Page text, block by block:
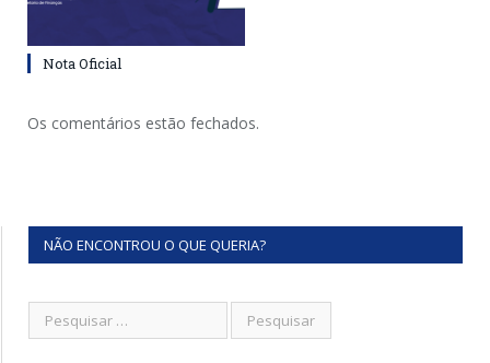
Nota Oficial
Os comentários estão fechados.
NÃO ENCONTROU O QUE QUERIA?